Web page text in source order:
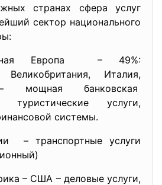
странах сфера услуг
сектор национального
Европа – 49%:
Италия,
– мощная банковская
туристические услуги,
системы.
– транспортные услуги
– США – деловые услуги,